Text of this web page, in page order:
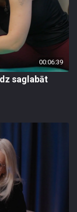
00:06:39
saglabāt